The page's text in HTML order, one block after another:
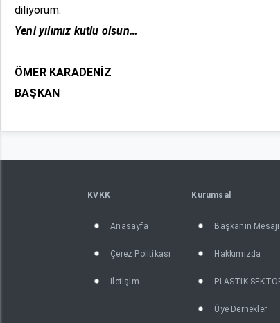
diliyorum.
Yeni yılımız kutlu olsun…
ÖMER KARADENİZ
BAŞKAN
KVKK
Anasayfa
Çerez Politikası
İletişim
Kurumsal
Başkanın Mesajı
Hakkımızda
PLASTİK
Üye Dernekler